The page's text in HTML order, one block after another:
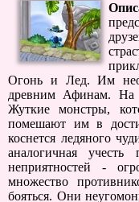
Огонь и Лед. Им
древним Афинам. На
Жуткие монстры,
помешают им в
коснется ледяного
аналогичная
неприятностей -
множество
бояться. Они